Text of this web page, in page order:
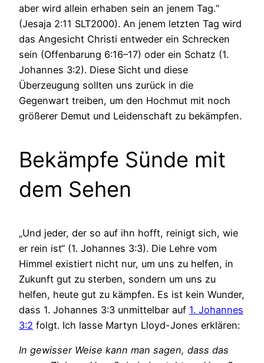
aber wird allein erhaben sein an jenem Tag.“
(Jesaja 2:11 SLT2000). An jenem letzten Tag wird
das Angesicht Christi entweder ein Schrecken
sein (Offenbarung 6:16–17) oder ein Schatz (1.
Johannes 3:2). Diese Sicht und diese
Überzeugung sollten uns zurück in die
Gegenwart treiben, um den Hochmut mit noch
größerer Demut und Leidenschaft zu bekämpfen.
Bekämpfe Sünde mit
dem Sehen
„Und jeder, der so auf ihn hofft, reinigt sich, wie
er rein ist“ (1. Johannes 3:3). Die Lehre vom
Himmel existiert nicht nur, um uns zu helfen, in
Zukunft gut zu sterben, sondern um uns zu
helfen, heute gut zu kämpfen. Es ist kein Wunder,
dass 1. Johannes 3:3 unmittelbar auf 1. Johannes
3:2 folgt. Ich lasse Martyn Lloyd-Jones erklären:
In gewisser Weise kann man sagen, dass das